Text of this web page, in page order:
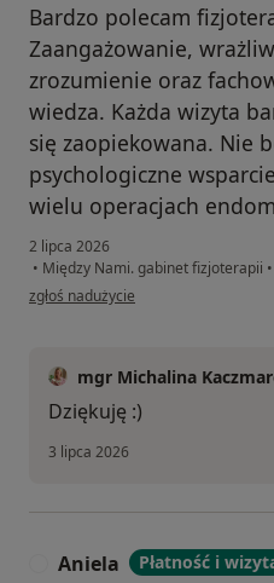
Bardzo polecam
Zaangażowanie,
zrozumienie oraz
wiedza. Każda wizyta
się zaopiekowana. Nie
psychologiczne
wielu operacjach
2 lipca 2026
• Między Nami. gabinet fizjoterapii •
w opinii użytkownika Monika
zgłoś nadużycie
mgr Michalina
Dziękuję :)
3 lipca 2026
Aniela Płatność i